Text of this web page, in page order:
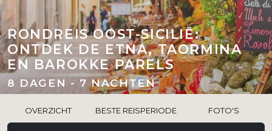
RONDREIS OOST-SICILIË:
ONTDEK DE ETNA, TAORMINA
EN BAROKKE PARELS
8 DAGEN - 7 NACHTEN
OVERZICHT BESTE REISPERIODE FOTO'S